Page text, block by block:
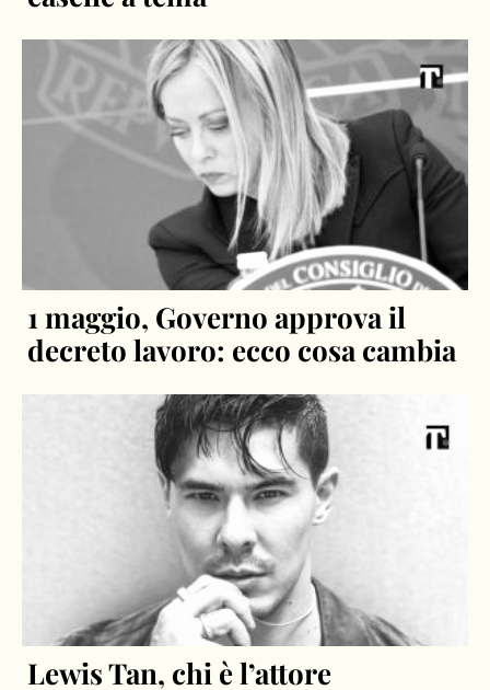
caselle a tema
1 maggio, Governo approva il
decreto lavoro: ecco cosa cambia